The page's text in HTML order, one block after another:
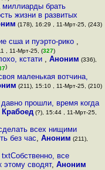
миллиарды брать
жизни в развитых
(178), 16:29 , 11-Мрт-25, (243)
сша и пуэрто-рико ,
, 11-Мрт-25, (327)
кстати , Аноним (336),
)
маленькая вотчина,
(211), 15:10 , 11-Мрт-25, (210)
прошли, время когда
Крабоед(?), 15:44 , 11-Мрт-25,
всех нищими
без час,Аноним (211),
все
этому сводят, Аноним